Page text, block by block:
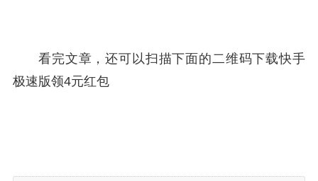
看完文章，还可以扫描下面的二维码下载快手
极速版领4元红包